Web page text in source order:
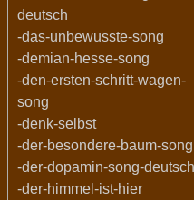
deutsch
-das-unbewusste-song
-demian-hesse-song
-den-ersten-schritt-wagen-
song
-denk-selbst
-der-besondere-baum-song
-der-dopamin-song-deutsch
-der-himmel-ist-hier